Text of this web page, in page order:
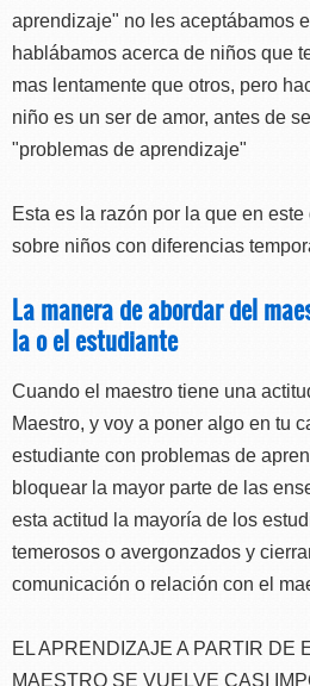
aprendizaje" no les aceptábamos
hablábamos acerca de niños que
mas lentamente que otros, pero
niño es un ser de amor, antes de
"problemas de aprendizaje"
Esta es la razón por la que en
sobre niños con diferencias
La manera de abordar del
la o el estudiante
Cuando el maestro tiene una
Maestro, y voy a poner algo en tu
estudiante con problemas de
bloquear la mayor parte de las
esta actitud la mayoría de los
temerosos o avergonzados y
comunicación o relación con el
EL APRENDIZAJE A PARTIR DE
MAESTRO SE VUELVE CASI